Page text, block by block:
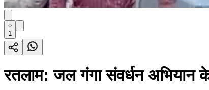
1
रतलाम: जल गंगा संवर्धन अभियान